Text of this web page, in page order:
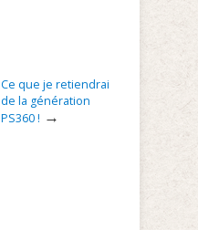
Ce que je retiendrai
de la génération
PS360 ! →